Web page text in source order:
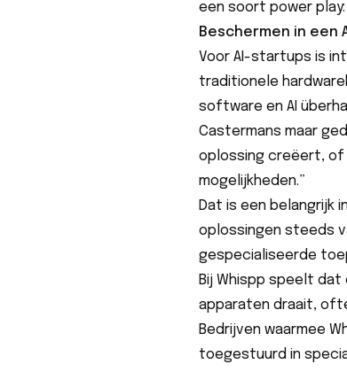
een soort power
Beschermen in een
Voor AI-startups is
traditionele
software en AI
Castermans maar
oplossing creëert, of
mogelijkheden.”
Dat is een belangrijk
oplossingen steeds
gespecialiseerde
Bij Whispp speelt
apparaten draait,
Bedrijven waarmee
toegestuurd in